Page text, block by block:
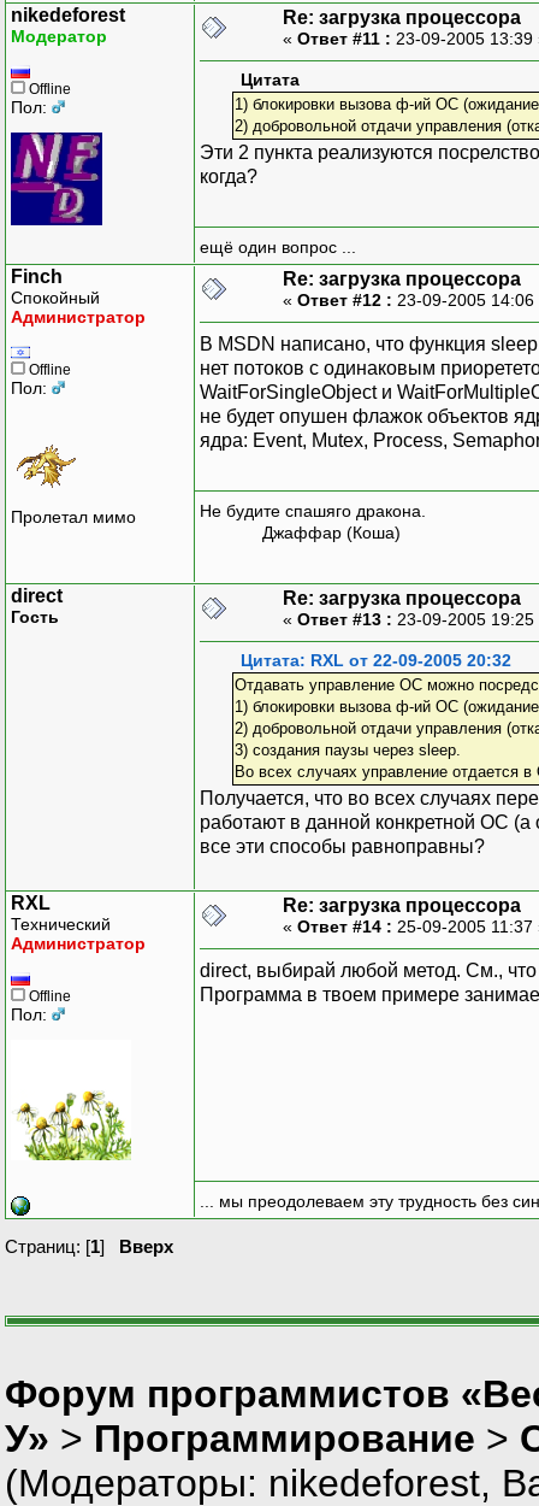
nikedeforest
Модератор
Offline
Пол:
Re: загрузка процессора
« Ответ #11 : 23-09-2005
Цитата
1) блокировки вызова ф-ий ОС
2) добровольной отдачи управления
Эти 2 пункта реализуются
когда?
ещё один вопрос ...
Finch
Спокойный
Администратор
Offline
Пол:
Пролетал мимо
Re: загрузка процессора
« Ответ #12 : 23-09-2005
В MSDN написано, что функция
нет потоков с одинаковым
WaitForSingleObject и
не будет опушен флажок объектов
ядра: Event, Mutex, Process,
Не будите спашяго дракона.
Джаффар (Коша)
direct
Гость
Re: загрузка процессора
« Ответ #13 : 23-09-2005
Цитата: RXL от 22-09-2005 20:32
Отдавать управление ОС можно
1) блокировки вызова ф-ий ОС
2) добровольной отдачи управления
3) создания паузы через sleep.
Во всех случаях управление отдается
Получается, что во всех случаях
работают в данной конкретной ОС
все эти способы равноправны?
RXL
Технический
Администратор
Offline
Пол:
Re: загрузка процессора
« Ответ #14 : 25-09-2005
direct, выбирай любой метод. См., что
Программа в твоем примере
... мы преодолеваем эту трудность без
Страниц: [1] Вверх
Форум программистов
У» > Программирование >
(Модераторы: nikedeforest,